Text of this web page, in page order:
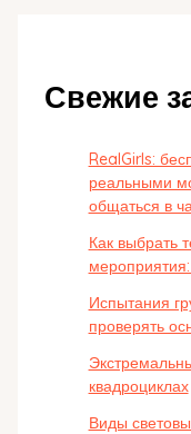
Свежие
RealGirls:
реальными
общаться в
Как выбрать
Испытания
проверять
квадроциклах
Виды